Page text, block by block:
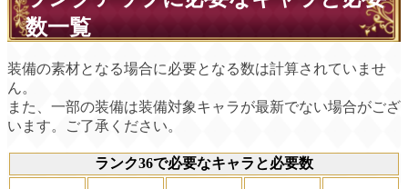
数一覧
装備の素材となる場合に必要となる数は計算されていませ
ん。
また、一部の装備は装備対象キャラが最新でない場合がござ
います。ご了承ください。
ランク36で必要なキャラと必要数